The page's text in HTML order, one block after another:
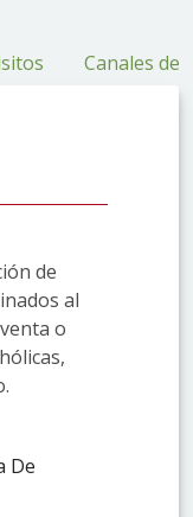
Canales de
de
al
o
De